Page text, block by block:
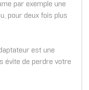
par exemple une
pour deux fois plus
est une
évite de perdre votre